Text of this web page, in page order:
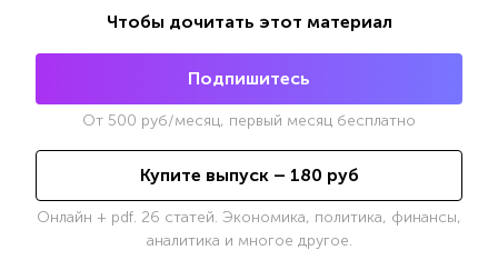
Чтобы дочитать этот материал
Подпишитесь
От 500 руб/месяц, первый месяц бесплатно
Купите выпуск – 180 руб
Онлайн + pdf. 26 статей. Экономика, политика, финансы,
аналитика и многое другое.